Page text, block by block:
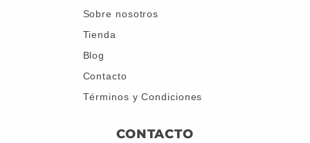
Sobre nosotros
Tienda
Blog
Contacto
Términos y Condiciones
CONTACTO